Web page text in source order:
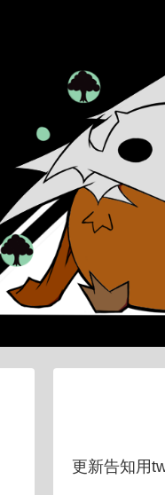
更新告知用